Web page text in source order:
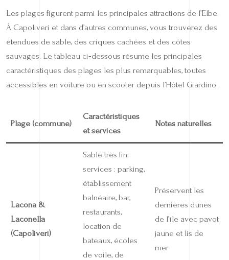
Les plages figurent parmi les principales attractions de l’Elbe.
À Capoliveri et dans d’autres communes, vous trouverez des
étendues de sable, des criques cachées et des côtes
sauvages. Le tableau ci‑dessous résume les principales
caractéristiques des plages les plus remarquables, toutes
accessibles en voiture ou en scooter depuis l’Hôtel Giardino .
Plage (commune)
Caractéristiques
et services
Notes naturelles
Lacona &
Laconella
(Capoliveri)
Sable très fin;
services : parking,
établissement
balnéaire, bar,
restaurants,
location de
bateaux, écoles
de voile, de
Préservent les
dernières dunes
de l’île avec pavot
jaune et lis de
mer